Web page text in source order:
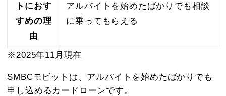
トにおす
すめの理
由
アルバイトを始めたばかりでも相談
に乗ってもらえる
※2025年11月現在
SMBCモビットは、アルバイトを始めたばかりでも
申し込めるカードローンです。